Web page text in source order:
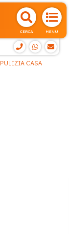
CERCA MENU
PULIZIA CASA